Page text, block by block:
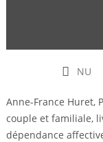
NU
Anne-France Huret,
couple et familiale,
dépendance